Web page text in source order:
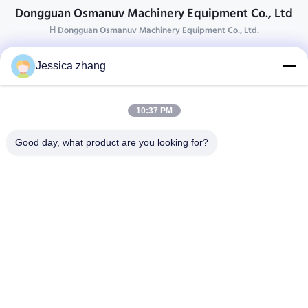
Dongguan Osmanuv Machinery Equipment Co., Ltd
Η Dongguan Osmanuv Machinery Equipment Co., Ltd.
28 δεύτερος ο βιομηχανικός, wei Liu chong, Wanjiang,
DongGuan, Guangdong, Κίνα
osmanuv@hotmail.com
Jessica zhang
10:37 PM
Good day, what product are you looking for?